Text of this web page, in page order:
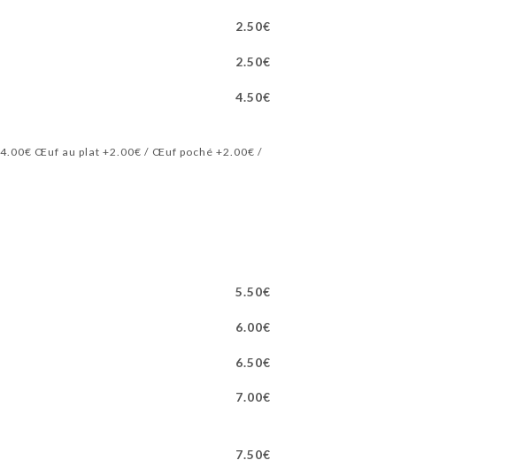
2.50€
2.50€
4.50€
Œuf au plat +2.00€ / Œuf poché +2.00€ /
5.50€
6.00€
6.50€
7.00€
7.50€